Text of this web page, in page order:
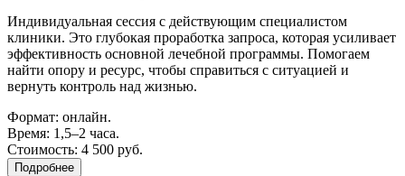
Индивидуальная сессия с действующим специалистом
клиники. Это глубокая проработка запроса, которая усиливает
эффективность основной лечебной программы. Помогаем
найти опору и ресурс, чтобы справиться с ситуацией и
вернуть контроль над жизнью.
Формат: онлайн.
Время: 1,5–2 часа.
Стоимость: 4 500 руб.
Подробнее